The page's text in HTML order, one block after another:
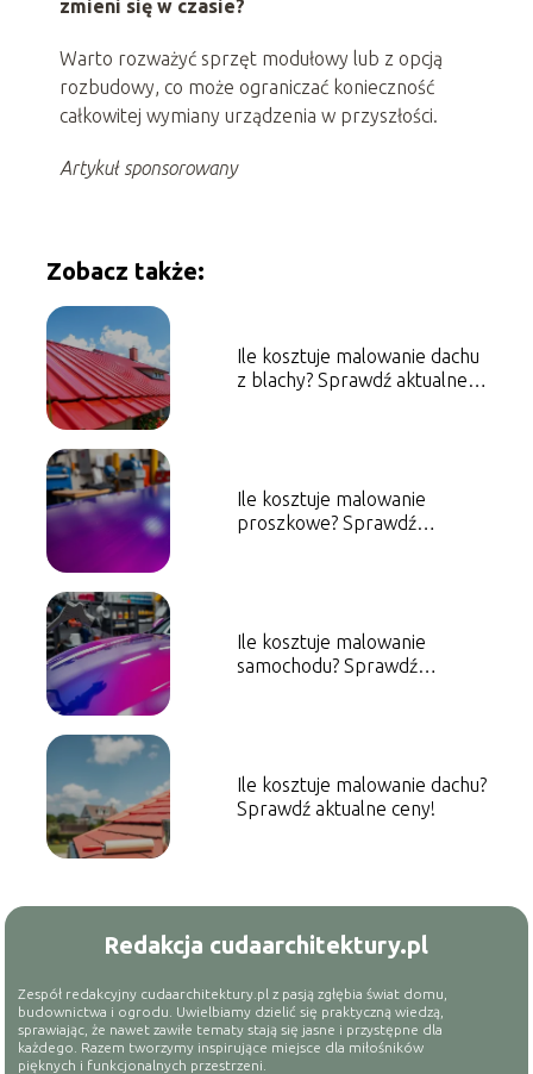
zmieni się w czasie?
Warto rozważyć sprzęt modułowy lub z opcją
rozbudowy, co może ograniczać konieczność
całkowitej wymiany urządzenia w przyszłości.
Artykuł sponsorowany
Zobacz także:
Ile kosztuje malowanie dachu
z blachy? Sprawdź aktualne
Ile kosztuje malowanie
proszkowe? Sprawdź
Ile kosztuje malowanie
samochodu? Sprawdź
Ile kosztuje malowanie dachu?
Sprawdź aktualne ceny!
Redakcja cudaarchitektury.pl
Zespół redakcyjny cudaarchitektury.pl z pasją zgłębia świat domu,
budownictwa i ogrodu. Uwielbiamy dzielić się praktyczną wiedzą,
sprawiając, że nawet zawiłe tematy stają się jasne i przystępne dla
każdego. Razem tworzymy inspirujące miejsce dla miłośników
pięknych i funkcjonalnych przestrzeni.